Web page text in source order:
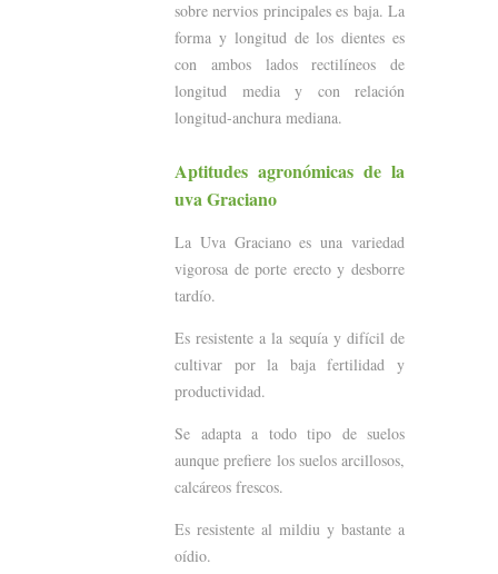
sobre nervios principales es baja. La
forma y longitud de los dientes es
con ambos lados rectilíneos de
longitud media y con relación
longitud-anchura mediana.
Aptitudes agronómicas de la
uva Graciano
La Uva Graciano es una variedad
vigorosa de porte erecto y desborre
tardío.
Es resistente a la sequía y difícil de
cultivar por la baja fertilidad y
productividad.
Se adapta a todo tipo de suelos
aunque prefiere los suelos arcillosos,
calcáreos frescos.
Es resistente al mildiu y bastante a
oídio.